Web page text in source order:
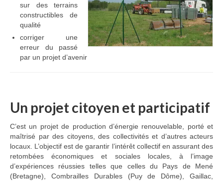
sur des terrains
constructibles de
qualité
corriger une
erreur du passé
par un projet d’avenir
Un projet citoyen et participatif
C’est un projet de production d’énergie renouvelable, porté et
maîtrisé par des citoyens, des collectivités et d’autres acteurs
locaux. L’objectif est de garantir l’intérêt collectif en assurant des
retombées économiques et sociales locales, à l’image
d’expériences réussies telles que celles du Pays de Mené
(Bretagne), Combrailles Durables (Puy de Dôme), Gaillac,